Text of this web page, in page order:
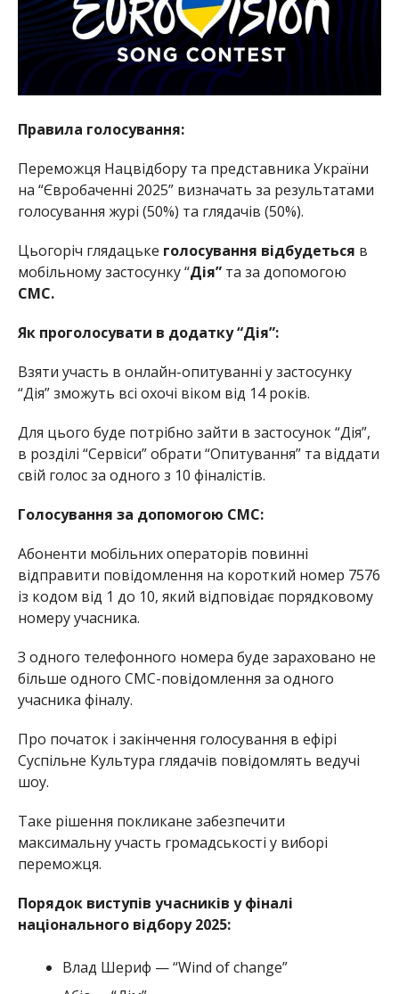
Правила голосування:
Переможця Нацвідбору та представника України
на “Євробаченні 2025” визначать за результатами
голосування журі (50%) та глядачів (50%).
Цьогоріч глядацьке голосування відбудеться в
мобільному застосунку “Дія”та за допомогою
СМС.
Як проголосувати в додатку “Дія”:
Взяти участь в онлайн-опитуванні у застосунку
“Дія” зможуть всі охочі віком від 14 років.
Для цього буде потрібно зайти в застосунок “Дія”,
в розділі “Сервіси” обрати “Опитування” та віддати
свій голос за одного з 10 фіналістів.
Голосування за допомогою СМС:
Абоненти мобільних операторів повинні
відправити повідомлення на короткий номер 7576
із кодом від 1 до 10, який відповідає порядковому
номеру учасника.
З одного телефонного номера буде зараховано не
більше одного СМС-повідомлення за одного
учасника фіналу.
Про початок і закінчення голосування в ефірі
Суспільне Культура глядачів повідомлять ведучі
шоу.
Таке рішення покликане забезпечити
максимальну участь громадськості у виборі
переможця.
Порядок виступів учасників у фіналі
національного відбору 2025:
Влад Шериф — “Wind of change”